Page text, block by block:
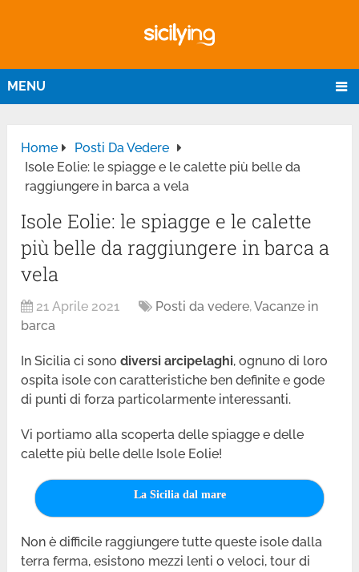
MENU
Home
Posti Da Vedere
Isole Eolie: le spiagge e le calette più belle da
raggiungere in barca a vela
Isole Eolie: le spiagge e le calette
più belle da raggiungere in barca a
vela
21 Aprile 2021 Posti da vedere,Vacanze in
barca
In Sicilia ci sonodiversi arcipelaghi, ognuno di loro
ospita isole con caratteristiche ben definite e gode
di punti di forza particolarmente interessanti.
Vi portiamo alla scoperta delle spiagge e delle
calette più belle delle Isole Eolie!
La Sicilia dal mare
Non è difficile raggiungere tutte queste isole dalla
terra ferma, esistono mezzi lenti o veloci, tour di